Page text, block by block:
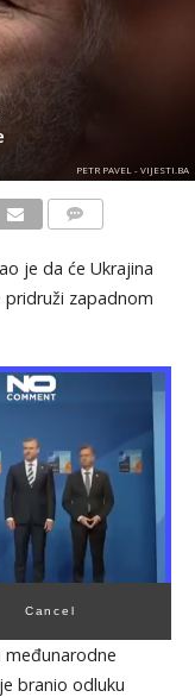
PETR PAVEL - VIJESTI.BA
je da će Ukrajina
pridruži zapadnom
Cancel
branio odluku